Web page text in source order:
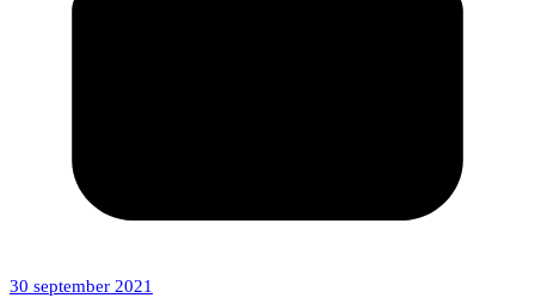
30 september 2021